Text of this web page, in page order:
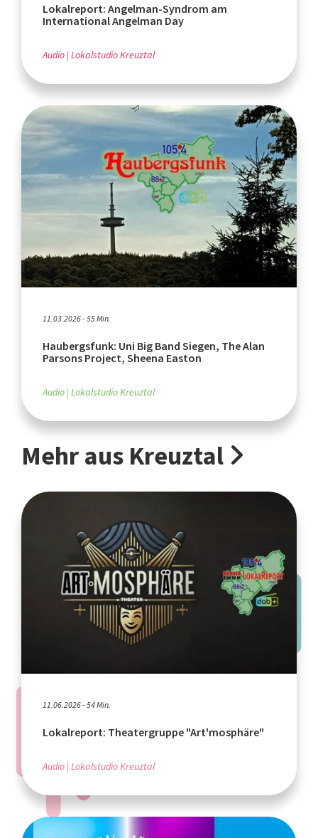
Lokalreport: Angelman-Syndrom am
International Angelman Day
Audio Lokalstudio Kreuztal
11.03.2026 - 55 Min.
Haubergsfunk: Uni Big Band Siegen, The Alan
Parsons Project, Sheena Easton
Audio Lokalstudio Kreuztal
Mehr aus Kreuztal
11.06.2026 - 54 Min.
Lokalreport: Theatergruppe "Art'mosphäre"
Audio Lokalstudio Kreuztal